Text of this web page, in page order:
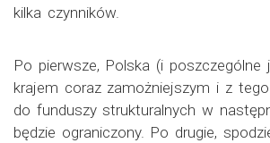
kilka czynników.
Po pierwsze, Polska (i poszczególne
krajem coraz zamożniejszym i z
do funduszy strukturalnych w
będzie ograniczony. Po drugie,